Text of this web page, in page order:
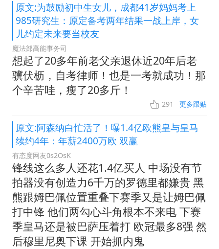
原文:为鼓励初中生女儿，成都41岁妈妈考上
985研究生：原定备考两年结果一战上岸，女
儿约定未来要当校友
魔法部高能事务司
想起了20多年前老父亲退休近20年后老
骥伏枥，自考律师！也是一考就成功！那
个辛苦哇，瘦了20多斤！
291 更多跟贴
原文:阿森纳白忙活了！曝1.4亿欧熊皇与皇马
续约4年：年薪2400万欧 双赢
有态度网友0s2OsK
锋线这么多人还花1.4亿买人 中场没有节
拍器没有创造力6千万的罗德里都嫌贵 黑
熊跟姆巴佩位置重叠下赛季又是让姆巴佩
打中锋 他们两勾心斗角根本不来电 下赛
季皇马还是被巴萨压着打 欧冠最多8强 然
后穆里尼奥下课 开始抓内鬼